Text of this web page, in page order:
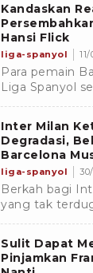
Kandaskan
Hansi Flick
liga-spanyol
Para pemain
Liga Spanyol
tengah duka.
Inter Milan
Degradasi,
Barcelona
liga-spanyol
Berkah bagi
yang tak
batal.
Sulit Dapat
Pinjamkan